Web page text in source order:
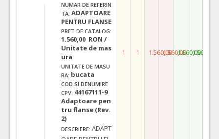
NUMAR DE REFERIN
TA: ADAPTOARE
PENTRU FLANSE
PRET DE CATALOG:
1.560,00 RON /
Unitate de mas
ura
UNITATE DE MASU
RA: bucata
COD SI DENUMIRE
CPV: 44167111-9
Adaptoare pen
tru flanse (Rev.
2)
DESCRIERE: ADAPT
1 1 1.560,001.560,001.560,001.560,00